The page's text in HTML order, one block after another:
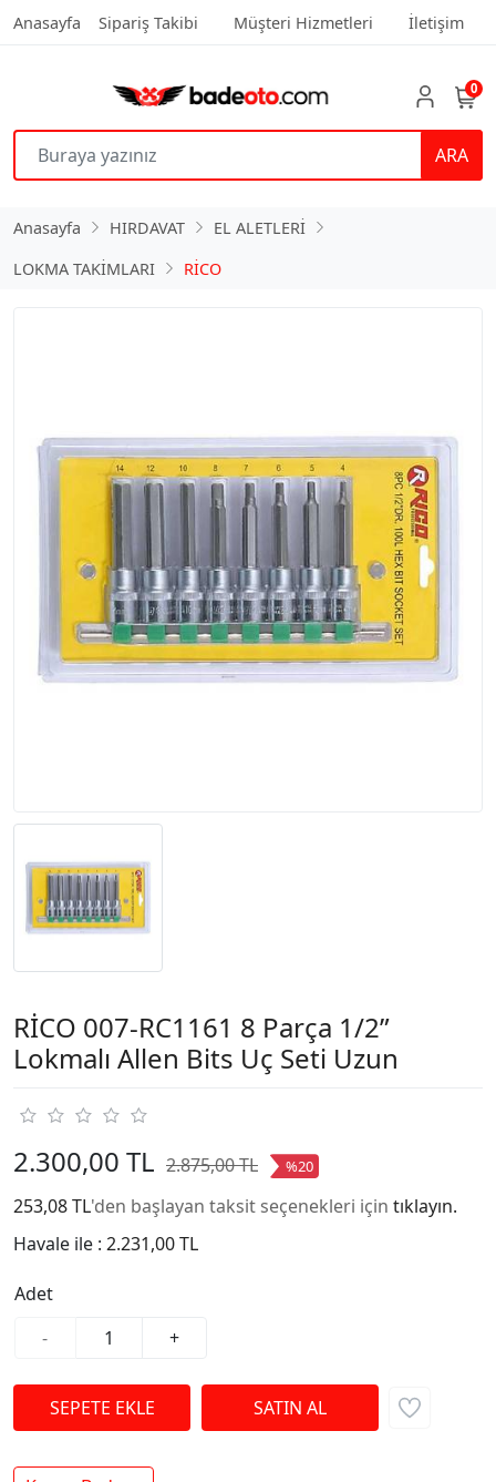
Anasayfa Sipariş Takibi Müşteri Hizmetleri İletişim
ARA
0
Anasayfa HIRDAVAT
EL ALETLERİ
LOKMA TAKİMLARI
RİCO
RİCO 007-RC1161 8 Parça 1/2”
Lokmalı Allen Bits Uç Seti Uzun
2.300,00 TL 2.875,00 TL %20
253,08 TL'den başlayan taksit seçenekleri için tıklayın.
Havale ile : 2.231,00 TL
Adet
-
+